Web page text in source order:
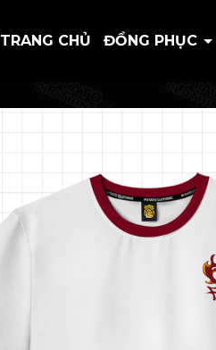
TRANG CHỦ ĐỒNG PHỤC